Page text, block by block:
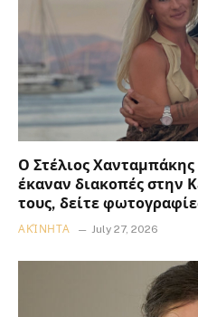
Ο Στέλιος
έκαναν διακοπές στην
τους, δείτε
ΑΚΊΝΗΤΑ July 27, 2026